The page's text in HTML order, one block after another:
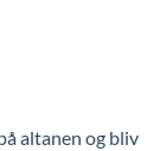
altanen og bliv